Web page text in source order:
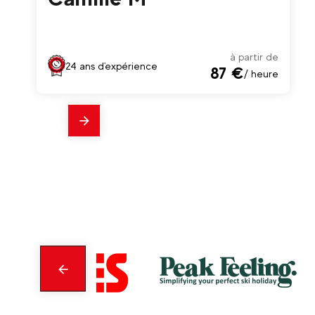
24 ans d'expérience
à partir de
87 €/ heure
En
Précédent